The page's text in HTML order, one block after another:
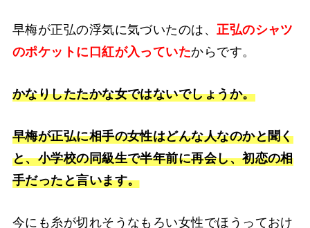
早梅が正弘の浮気に気づいたのは、正弘のシャツ
のポケットに口紅が入っていたからです。
かなりしたたかな女ではないでしょうか。
早梅が正弘に相手の女性はどんな人なのかと聞く
と、小学校の同級生で半年前に再会し、初恋の相
手だったと言います。
今にも糸が切れそうなもろい女性でほうっておけ